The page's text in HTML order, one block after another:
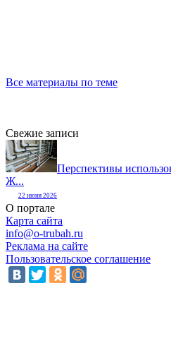
Все материалы по теме
Свежие записи
Перспективы
Ж...
22 июня 2026
О портале
Карта сайта
info@o-trubah.ru
Реклама на сайте
Пользовательское соглашение